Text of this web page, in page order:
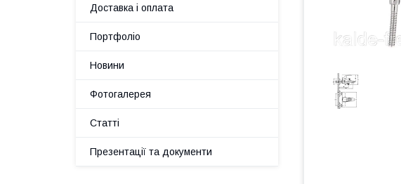
Доставка і оплата
Портфоліо
Новини
Фотогалерея
Статті
Презентації та документи